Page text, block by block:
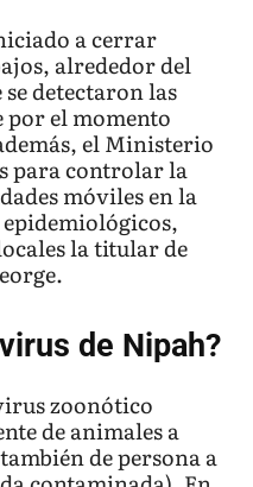
a cerrar
alrededor del
detectaron las
por el momento
el Ministerio
para controlar la
móviles en la
la titular de
de Nipah?
zoonótico
de animales a
de persona a